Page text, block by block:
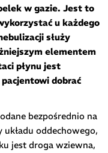
w gazie. Jest to
u każdego
służy
elementem
płynu jest
dobrać
bezpośrednio na
układu oddechowego,
jest droga wziewna,